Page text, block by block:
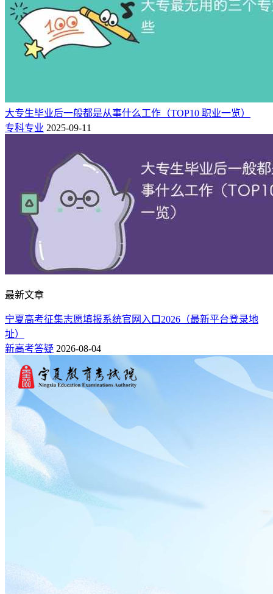
属于非常累的行业，但是还是有很多的人喜欢护士这个专业，
工作以后这个职业也属于比较稳定的工作，所以很多的专科生
也喜欢报考这个专业。
算机的基本原理、基本结构、基本算法、基本设计等。具体而
言，一般人所说的“会操作计算机”，也就是会使用一些现成的
软件，而计算机专业的学生要远远高于一般的使用者，要研究
新软件、新功能。
IT类企业中，主要就业岗位有：
◆ 管理类：如项目经理、软件架构师、硬件架构师等；研发
类：软件工程师、硬件工程师、系统开发员等；测试类：软件
测试工程师、硬件测试工程师、系统测试工程师等；服务销售
类：市场营销、售前服务、售后服务、市场推广等。
备、网络安全、系统维护、网站开发等工作也离不开计算机专
等单位担任计算机类课程的教学工作。
6、物联网应用技术
物联网技术是当今电子、通信、计算机、IT行业技术的大融
合，作为国家倡导的新兴战略性产业，物联网备受各界重视，
并成为就业前景广阔的热门领域。此外，物联网的基础和核心
虽然仍然是互联网，但与互联网相比，该技术在未来更有发展
势头。
7、社会体育专业
该专业的发展前景主要面向健身类机构，岗位有操课教练、健
身教练等。近年来人们对个人健康越来越看重，很多人都会去
健身房锻炼身体，社会体育专业连续多年都很吃香。
大专生毕业后一般都是从事什么工作（TOP10 职业一览）
专科专业 2025-09-11
最新文章
宁夏高考征集志愿填报系统官网入口2026（最新平台登录地
址）
新高考答疑 2026-08-04